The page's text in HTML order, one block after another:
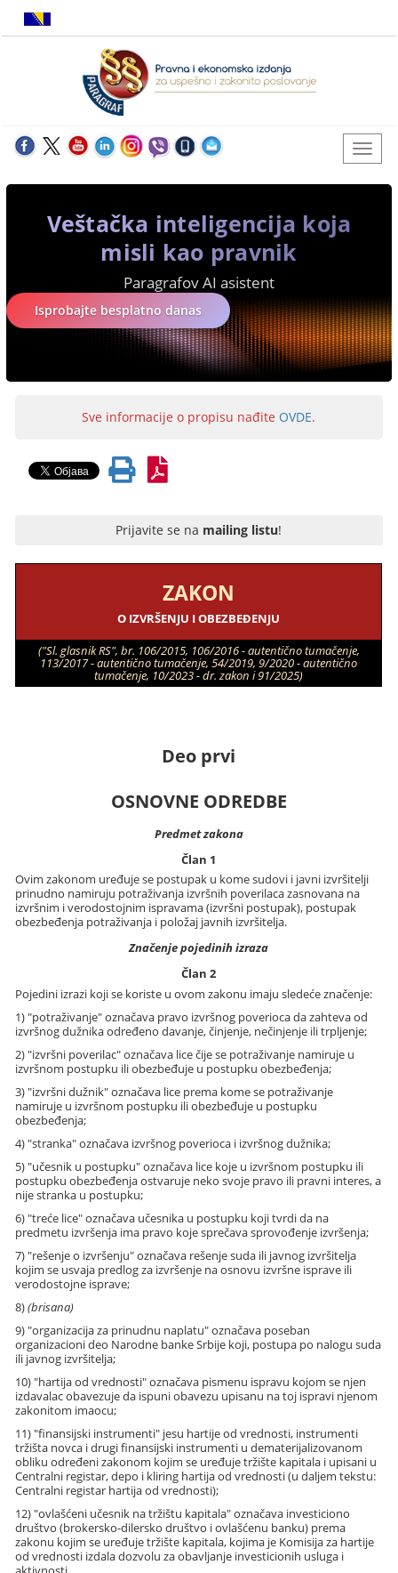
Veštačka inteligencija koja
misli kao pravnik
Paragrafov AI asistent
Isprobajte besplatno danas
Sve informacije o propisu nađite OVDE.
Prijavite se na mailing listu!
ZAKON
O IZVRŠENJU I OBEZBEĐENJU
("Sl. glasnik RS", br. 106/2015, 106/2016 - autentično tumačenje,
113/2017 - autentično tumačenje, 54/2019, 9/2020 - autentično
tumačenje, 10/2023 - dr. zakon i 91/2025)
Deo prvi
OSNOVNE ODREDBE
Predmet zakona
Član 1
Ovim zakonom uređuje se postupak u kome sudovi i javni izvršitelji
prinudno namiruju potraživanja izvršnih poverilaca zasnovana na
izvršnim i verodostojnim ispravama (izvršni postupak), postupak
obezbeđenja potraživanja i položaj javnih izvršitelja.
Značenje pojedinih izraza
Član 2
Pojedini izrazi koji se koriste u ovom zakonu imaju sledeće značenje:
1) "potraživanje" označava pravo izvršnog poverioca da zahteva od
izvršnog dužnika određeno davanje, činjenje, nečinjenje ili trpljenje;
2) "izvršni poverilac" označava lice čije se potraživanje namiruje u
izvršnom postupku ili obezbeđuje u postupku obezbeđenja;
3) "izvršni dužnik" označava lice prema kome se potraživanje
namiruje u izvršnom postupku ili obezbeđuje u postupku
obezbeđenja;
4) "stranka" označava izvršnog poverioca i izvršnog dužnika;
5) "učesnik u postupku" označava lice koje u izvršnom postupku ili
postupku obezbeđenja ostvaruje neko svoje pravo ili pravni interes, a
nije stranka u postupku;
6) "treće lice" označava učesnika u postupku koji tvrdi da na
predmetu izvršenja ima pravo koje sprečava sprovođenje izvršenja;
7) "rešenje o izvršenju" označava rešenje suda ili javnog izvršitelja
kojim se usvaja predlog za izvršenje na osnovu izvršne isprave ili
verodostojne isprave;
8)(brisana)
9) "organizacija za prinudnu naplatu" označava poseban
organizacioni deo Narodne banke Srbije koji, postupa po nalogu suda
ili javnog izvršitelja;
10) "hartija od vrednosti" označava pismenu ispravu kojom se njen
izdavalac obavezuje da ispuni obavezu upisanu na toj ispravi njenom
zakonitom imaocu;
11) "finansijski instrumenti" jesu hartije od vrednosti, instrumenti
tržišta novca i drugi finansijski instrumenti u dematerijalizovanom
obliku određeni zakonom kojim se uređuje tržište kapitala i upisani u
Centralni registar, depo i kliring hartija od vrednosti (u daljem tekstu:
Centralni registar hartija od vrednosti);
12) "ovlašćeni učesnik na tržištu kapitala" označava investiciono
društvo (brokersko-dilersko društvo i ovlašćenu banku) prema
zakonu kojim se uređuje tržište kapitala, kojima je Komisija za hartije
od vrednosti izdala dozvolu za obavljanje investicionih usluga i